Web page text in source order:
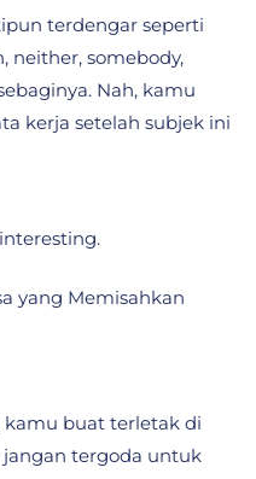
terdengar seperti
neither, somebody,
Nah, kamu
kerja setelah subjek ini
yang Memisahkan
kamu buat terletak di
jangan tergoda untuk